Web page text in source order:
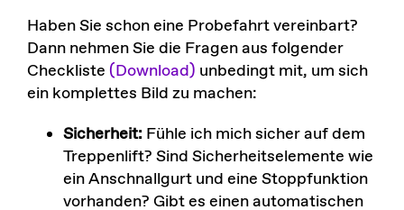
Haben Sie schon eine Probefahrt vereinbart?
Dann nehmen Sie die Fragen aus folgender
Checkliste (Download) unbedingt mit, um sich
ein komplettes Bild zu machen:
Sicherheit: Fühle ich mich sicher auf dem
Treppenlift? Sind Sicherheitselemente wie
ein Anschnallgurt und eine Stoppfunktion
vorhanden? Gibt es einen automatischen